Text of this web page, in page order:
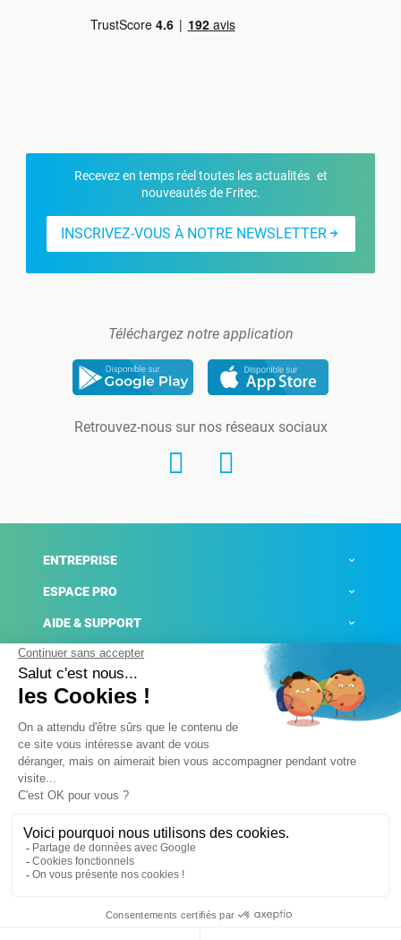
Recevez en temps réel toutes les actualités et
nouveautés de Fritec.
INSCRIVEZ-VOUS À NOTRE NEWSLETTER
Téléchargez notre application
Retrouvez-nous sur nos réseaux sociaux
ENTREPRISE
ESPACE PRO
AIDE & SUPPORT
ACTUALITÉS
Mentions légales
Conditions générales de ventes
Plateforme de signalement